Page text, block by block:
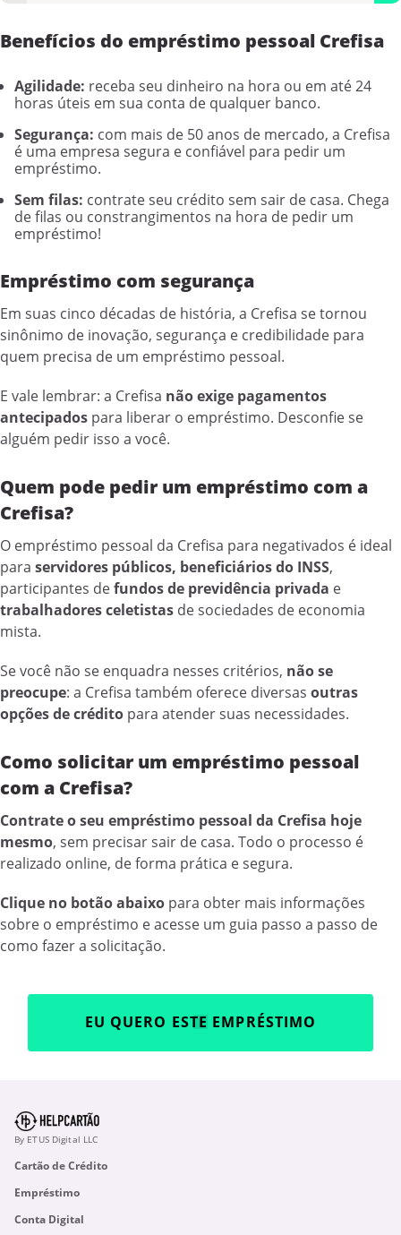
Benefícios do empréstimo pessoal Crefisa
Agilidade: receba seu dinheiro na hora ou em até 24
horas úteis em sua conta de qualquer banco.
Segurança: com mais de 50 anos de mercado, a Crefisa
é uma empresa segura e confiável para pedir um
empréstimo.
Sem filas: contrate seu crédito sem sair de casa. Chega
de filas ou constrangimentos na hora de pedir um
empréstimo!
Empréstimo com segurança
Em suas cinco décadas de história, a Crefisa se tornou
sinônimo de inovação, segurança e credibilidade para
quem precisa de um empréstimo pessoal.
E vale lembrar: a Crefisa não exige pagamentos
antecipados para liberar o empréstimo. Desconfie se
alguém pedir isso a você.
Quem pode pedir um empréstimo com a
Crefisa?
O empréstimo pessoal da Crefisa para negativados é ideal
para servidores públicos, beneficiários do INSS,
participantes defundos de previdência privada e
trabalhadores celetistas de sociedades de economia
mista.
Se você não se enquadra nesses critérios, não se
preocupe: a Crefisa também oferece diversas outras
opções de crédito para atender suas necessidades.
Como solicitar um empréstimo pessoal
com a Crefisa?
Contrate o seu empréstimo pessoal da Crefisa hoje
mesmo, sem precisar sair de casa. Todo o processo é
realizado online, de forma prática e segura.
Clique no botão abaixo para obter mais informações
sobre o empréstimo e acesse um guia passo a passo de
como fazer a solicitação.
EU QUERO ESTE EMPRÉSTIMO
By ETUS Digital LLC
Cartão de Crédito
Empréstimo
Conta Digital